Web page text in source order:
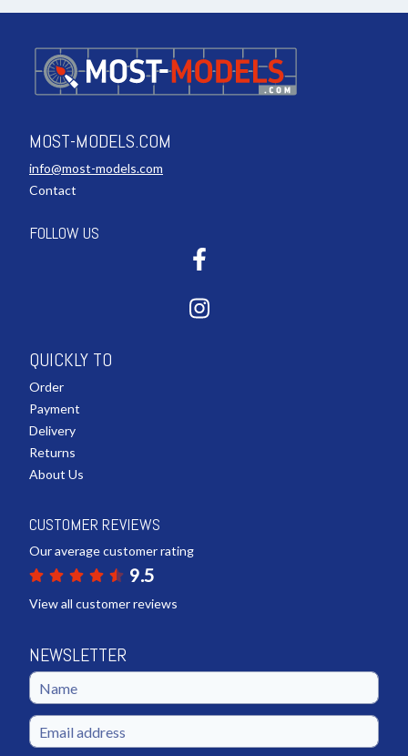
MOST-MODELS.COM
info@most-models.com
Contact
FOLLOW US
QUICKLY TO
Order
Payment
Delivery
Returns
About Us
CUSTOMER REVIEWS
Our average customer rating
9.5
View all customer reviews
NEWSLETTER